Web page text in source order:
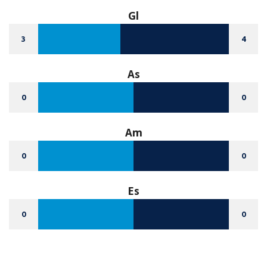
Gl
3 4
As
0 0
Am
0 0
Es
0 0